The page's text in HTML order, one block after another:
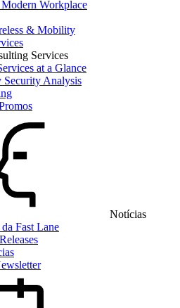
Workplace
& Mobility
Services
at a Glance
Analysis
Notícias
Fast Lane